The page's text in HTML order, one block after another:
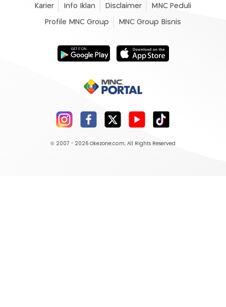
Karier Info Iklan Disclaimer MNC Peduli
Profile MNC Group MNC Group Bisnis
© 2007 - 2026 Okezone.com, All Rights Reserved